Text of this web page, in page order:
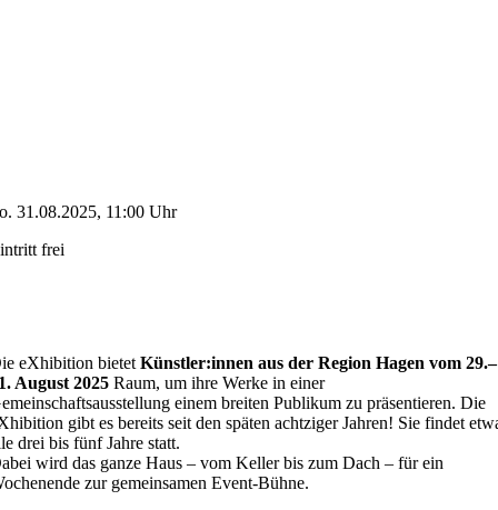
31.08.2025, 11:00 Uhr
frei
eXhibition bietetKünstler:innen aus der Region Hagen vom 29.–
August 2025 Raum, um ihre Werke in einer
einem breiten Publikum zu präsentieren. Die
gibt es bereits seit den späten achtziger Jahren! Sie findet
drei bis fünf Jahre statt.
wird das ganze Haus – vom Keller bis zum Dach – für ein
zur gemeinsamen Event-Bühne.